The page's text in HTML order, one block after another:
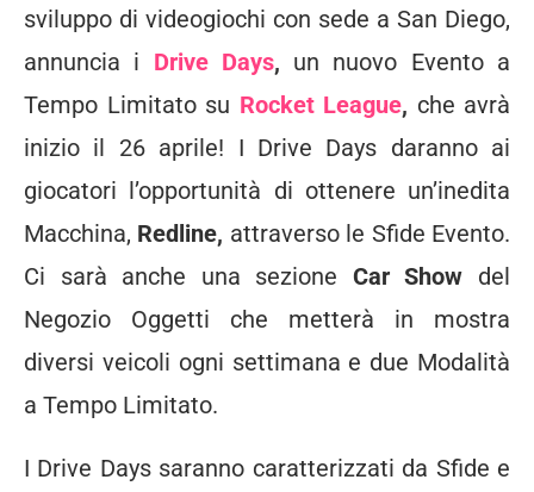
sviluppo di videogiochi con sede a San Diego,
annuncia i Drive Days, un nuovo Evento a
Tempo Limitato su Rocket League, che avrà
inizio il 26 aprile! I Drive Days daranno ai
giocatori l’opportunità di ottenere un’inedita
Macchina, Redline, attraverso le Sfide Evento.
Ci sarà anche una sezione Car Show del
Negozio Oggetti che metterà in mostra
diversi veicoli ogni settimana e due Modalità
a Tempo Limitato.
I Drive Days saranno caratterizzati da Sfide e